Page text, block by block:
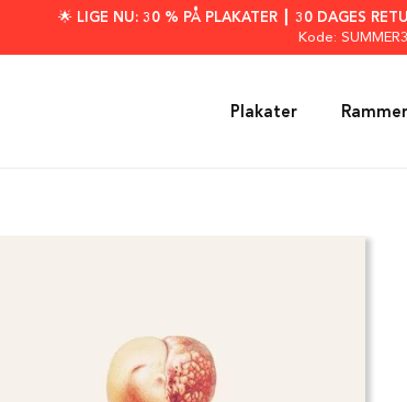
🌟 LIGE NU: 30 % PÅ PLAKATER ┃ 30 DAGES
Kode:
Plakater Rammer